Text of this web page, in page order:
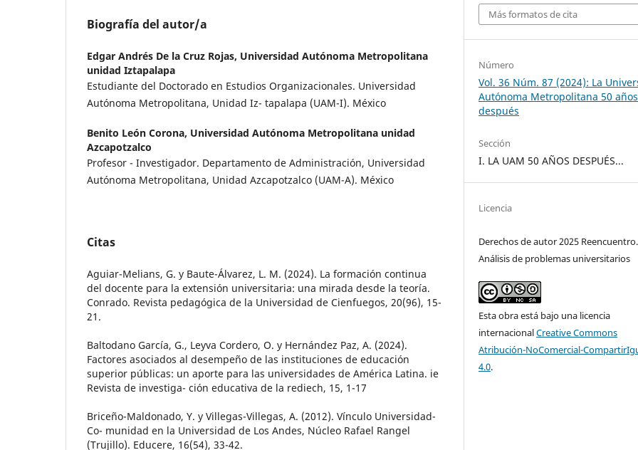
Biografía del autor/a
Edgar Andrés De la Cruz Rojas, Universidad Autónoma Metropolitana
unidad Iztapalapa
Estudiante del Doctorado en Estudios Organizacionales. Universidad
Autónoma Metropolitana, Unidad Iz- tapalapa (UAM-I). México
Benito León Corona, Universidad Autónoma Metropolitana unidad
Azcapotzalco
Profesor - Investigador. Departamento de Administración, Universidad
Autónoma Metropolitana, Unidad Azcapotzalco (UAM-A). México
Citas
Aguiar-Melians, G. y Baute-Álvarez, L. M. (2024). La formación continua
del docente para la extensión universitaria: una mirada desde la teoría.
Conrado. Revista pedagógica de la Universidad de Cienfuegos, 20(96), 15-
21.
Baltodano García, G., Leyva Cordero, O. y Hernández Paz, A. (2024).
Factores asociados al desempeño de las instituciones de educación
superior públicas: un aporte para las universidades de América Latina. ie
Revista de investiga- ción educativa de la rediech, 15, 1-17
Briceño-Maldonado, Y. y Villegas-Villegas, A. (2012). Vínculo Universidad-
Co- munidad en la Universidad de Los Andes, Núcleo Rafael Rangel
(Trujillo). Educere, 16(54), 33-42.
Más formatos de cita
Número
Vol. 36 Núm. 87 (2024): La
Autónoma Metropolitana 50 años
después
Sección
I. LA UAM 50 AÑOS DESPUÉS...
Licencia
Derechos de autor 2025 Reencuentro.
Análisis de problemas universitarios
Esta obra está bajo una licencia
internacionalCreative Commons
Atribución-NoComercial-
4.0.